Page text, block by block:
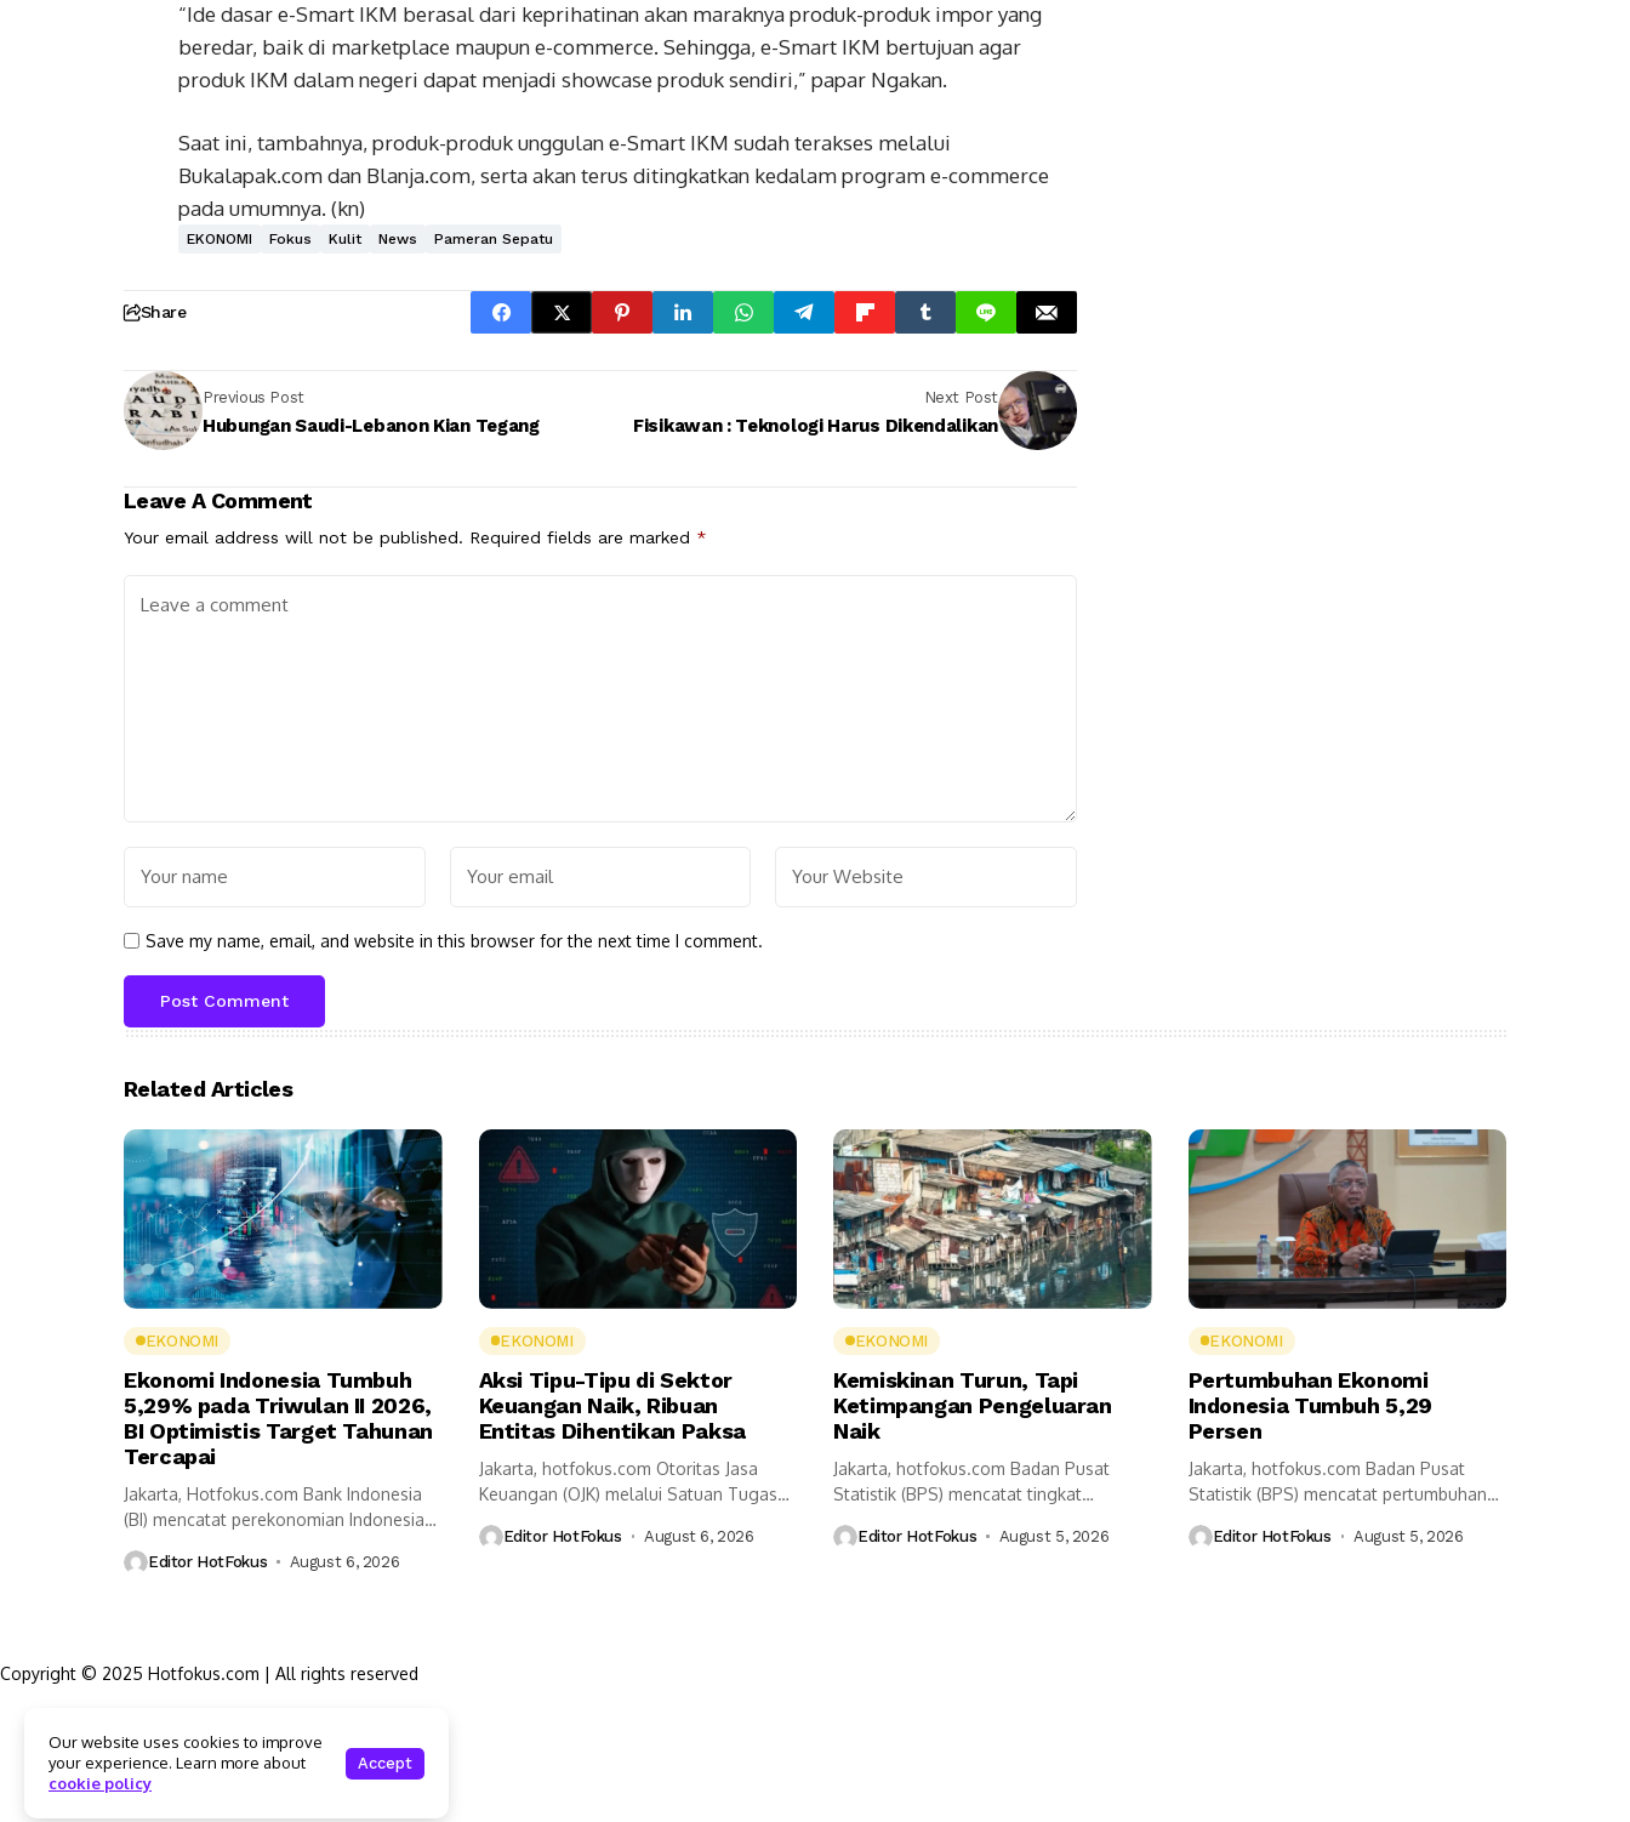
“Ide dasar e-Smart IKM berasal dari keprihatinan akan maraknya produk-produk impor yang
beredar, baik di marketplace maupun e-commerce. Sehingga, e-Smart IKM bertujuan agar
produk IKM dalam negeri dapat menjadi showcase produk sendiri,” papar Ngakan.
Saat ini, tambahnya, produk-produk unggulan e-Smart IKM sudah terakses melalui
Bukalapak.com dan Blanja.com, serta akan terus ditingkatkan kedalam program e-commerce
pada umumnya. (kn)
EKONOMI Fokus Kulit News Pameran Sepatu
Share
Previous Post
Hubungan Saudi-Lebanon Kian Tegang
Next Post
Fisikawan : Teknologi Harus Dikendalikan
Leave A Comment
Your email address will not be published. Required fields are marked *
Save my name, email, and website in this browser for the next time I comment.
Related Articles
EKONOMI
Ekonomi Indonesia Tumbuh
5,29% pada Triwulan II 2026,
BI Optimistis Target Tahunan
Tercapai
Jakarta, Hotfokus.com Bank Indonesia
(BI) mencatat perekonomian Indonesia
Editor HotFokus August 6, 2026
EKONOMI
Aksi Tipu-Tipu di Sektor
Keuangan Naik, Ribuan
Entitas Dihentikan Paksa
Jakarta, hotfokus.com Otoritas Jasa
Keuangan (OJK) melalui Satuan Tugas
Editor HotFokus August 6, 2026
EKONOMI
Kemiskinan Turun, Tapi
Ketimpangan Pengeluaran
Naik
Jakarta, hotfokus.com Badan Pusat
Statistik (BPS) mencatat tingkat
Editor HotFokus August 5, 2026
EKONOMI
Pertumbuhan Ekonomi
Indonesia Tumbuh 5,29
Persen
Jakarta, hotfokus.com Badan Pusat
Statistik (BPS) mencatat pertumbuhan
Editor HotFokus August 5, 2026
Copyright © 2025 Hotfokus.com | All rights reserved
Struktur Organisasi
Kode Etik Jurnalistik
Pedoman Pemberitaan Media Siber
Our website uses cookies to improve
your experience. Learn more about
cookie policy
Accept